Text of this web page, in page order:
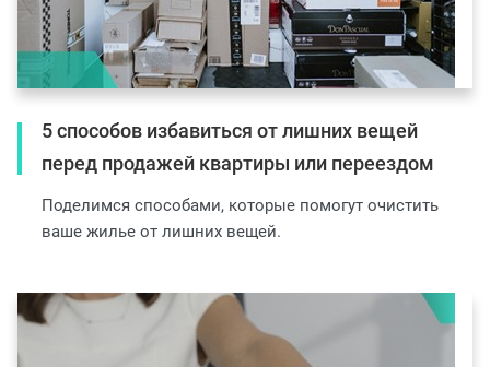
5 способов избавиться от лишних вещей
перед продажей квартиры или переездом
Поделимся способами, которые помогут очистить
ваше жилье от лишних вещей.